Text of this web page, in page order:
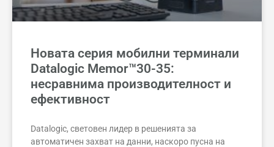
Новата серия мобилни терминали
Datalogic Memor™30-35:
несравнима производителност и
ефективност
Datalogic, световен лидер в решенията за
автоматичен захват на данни, наскоро пусна на